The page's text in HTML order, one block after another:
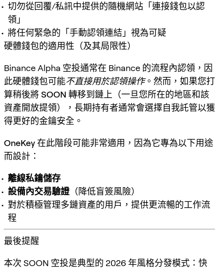
切勿從回覆/私訊中提供的隨機網站「連接錢包以認
領」
將任何緊急的「手動認領連結」視為可疑
硬體錢包的適用性（及其局限性）
Binance Alpha 空投通常在 Binance 的流程內認領，因
此硬體錢包可能不直接用於認領操作。然而，如果您打
算稍後將 SOON 轉移到鏈上 （一旦您所在的地區和該
資產開放提領），長期持有者通常會選擇自我託管以獲
得更好的金鑰安全。
OneKey在此階段可能非常適用，因為它專為以下用途
而設計：
離線私鑰儲存
設備內交易驗證（降低盲簽風險）
對於積極管理多鏈資產的用戶，提供更流暢的工作流
程
最後提醒
本次 SOON 空投是典型的 2026 年風格分發模式： 快